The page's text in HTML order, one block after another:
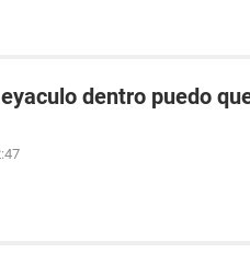
dentro puedo